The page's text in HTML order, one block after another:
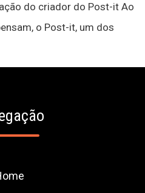
do criador do Post-it Ao
o Post-it, um dos